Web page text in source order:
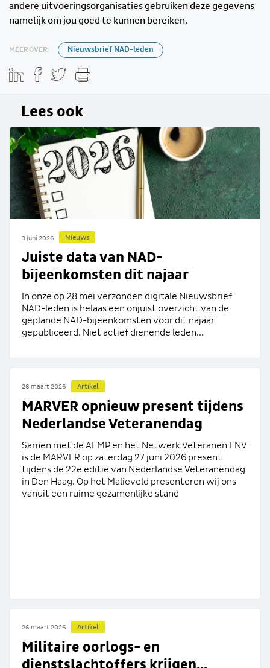
andere uitvoeringsorganisaties gebruiken deze gegevens
namelijk om jou goed te kunnen bereiken.
MEER OVER: Nieuwsbrief NAD-leden
Lees ook
3 juni 2026 Nieuws
Juiste data van NAD-
bijeenkomsten dit najaar
In onze op 28 mei verzonden digitale Nieuwsbrief
NAD-leden is helaas een onjuist overzicht van de
geplande NAD-bijeenkomsten voor dit najaar
gepubliceerd. Niet actief dienende leden...
26 maart 2026 Artikel
MARVER opnieuw present tijdens
Nederlandse Veteranendag
Samen met de AFMP en het Netwerk Veteranen FNV
is de MARVER op zaterdag 27 juni 2026 present
tijdens de 22e editie van Nederlandse Veteranendag
in Den Haag. Op het Malieveld presenteren wij ons
vanuit een ruime gezamenlijke stand
26 maart 2026 Artikel
Militaire oorlogs- en
dienstslachtoffers krijgen...